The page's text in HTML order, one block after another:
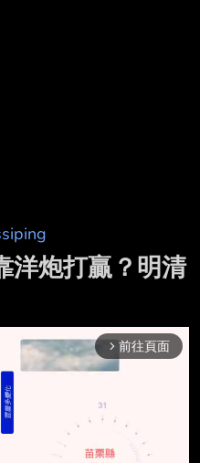
洋炮打贏？明清
arrow_forward_ios 前往頁面